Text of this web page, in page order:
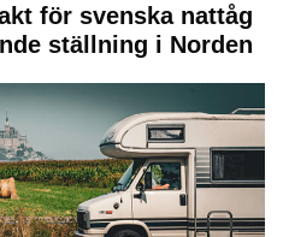
för svenska nattåg
ställning i Norden